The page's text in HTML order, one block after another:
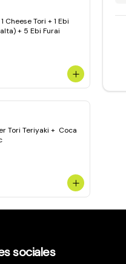
Cheese Tori + 1 Ebi
+ 5 Ebi Furai
Tori Teriyaki +  Coca
sociales